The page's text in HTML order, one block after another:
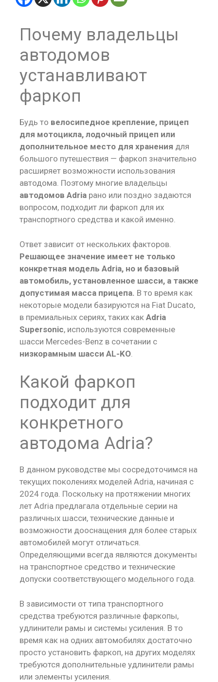
Почему владельцы
автодомов
устанавливают
фаркоп
Будь то велосипедное крепление, прицеп
для мотоцикла, лодочный прицеп или
дополнительное место для хранения для
большого путешествия — фаркоп значительно
расширяет возможности использования
автодома. Поэтому многие владельцы
автодомов Adria рано или поздно задаются
вопросом, подходит ли фаркоп для их
транспортного средства и какой именно.
Ответ зависит от нескольких факторов.
Решающее значение имеет не только
конкретная модель Adria, но и базовый
автомобиль, установленное шасси, а также
допустимая масса прицепа. В то время как
некоторые модели базируются на Fiat Ducato,
в премиальных сериях, таких как Adria
Supersonic, используются современные
шасси Mercedes-Benz в сочетании с
низкорамным шасси AL-KO
Какой фаркоп
подходит для
конкретного
автодома Adria?
В данном руководстве мы сосредоточимся на
текущих поколениях моделей Adria, начиная с
2024 года. Поскольку на протяжении многих
лет Adria предлагала отдельные серии на
различных шасси, технические данные и
возможности дооснащения для более старых
автомобилей могут отличаться.
Определяющими всегда являются документы
на транспортное средство и технические
допуски соответствующего модельного года.
В зависимости от типа транспортного
средства требуются различные фаркопы,
удлинители рамы и системы усиления. В то
время как на одних автомобилях достаточно
просто установить фаркоп, на других моделях
требуются дополнительные удлинители рамы
или элементы усиления.